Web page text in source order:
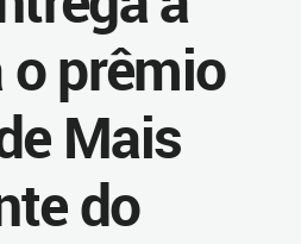
prêmio
Mais
do